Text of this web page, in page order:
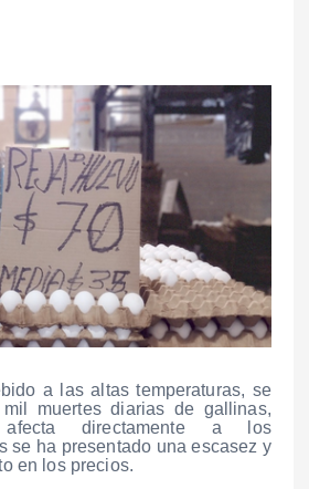
a las altas temperaturas, se
muertes diarias de gallinas,
directamente a los
se ha presentado una escasez y
en los precios.